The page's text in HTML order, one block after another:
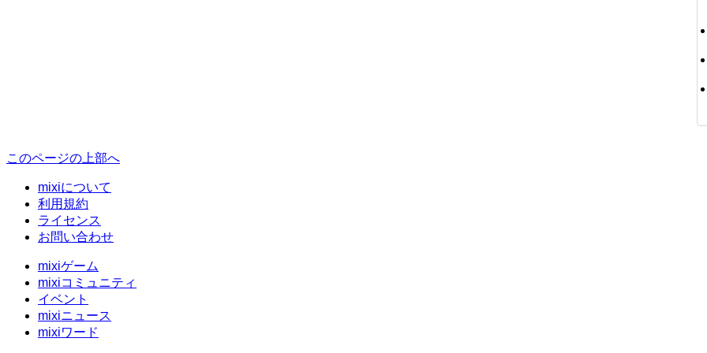
このページの上部へ
mixiについて
利用規約
ライセンス
お問い合わせ
mixiゲーム
mixiコミュニティ
イベント
mixiニュース
mixiワード